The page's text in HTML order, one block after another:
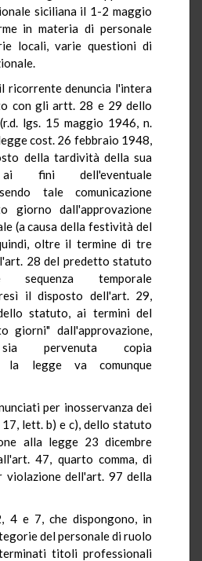
siciliana il 1-2 maggio
in materia di personale
locali, varie questioni di
ricorrente denuncia l'intera
con gli artt. 28 e 29 dello
lgs. 15 maggio 1946, n.
cost. 26 febbraio 1948,
della tardività della sua
ai fini dell'eventuale
tale comunicazione
giorno dall'approvazione
(a causa della festività del
oltre il termine di tre
28 del predetto statuto
sequenza temporale
il disposto dell'art. 29,
statuto, ai termini del
giorni" dall'approvazione,
pervenuta copia
la legge va comunque
per inosservanza dei
lett. b) e c), dello statuto
alla legge 23 dicembre
47, quarto comma, di
violazione dell'art. 97 della
4 e 7, che dispongono, in
del personale di ruolo
titoli professionali